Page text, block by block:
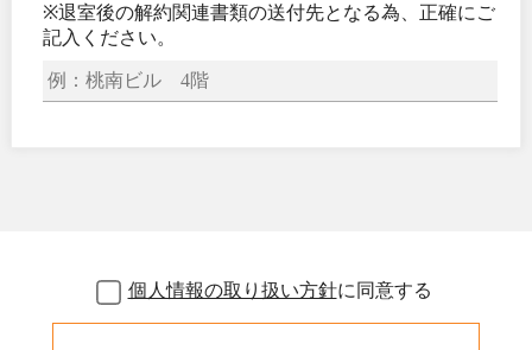
※退室後の解約関連書類の送付先となる為、正確にご
記入ください。
個人情報の取り扱い方針に同意する